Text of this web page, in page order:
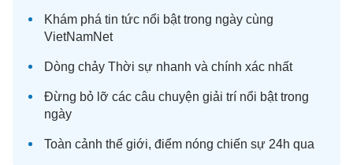
Khám phá tin tức nổi bật trong ngày cùng
VietNamNet
Dòng chảy Thời sự nhanh và chính xác nhất
Đừng bỏ lỡ các câu chuyện giải trí nổi bật trong
ngày
Toàn cảnh thế giới, điểm nóng chiến sự 24h qua